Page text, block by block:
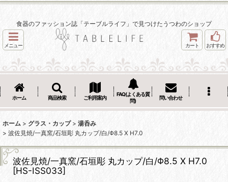
食器のファッション誌「テーブルライフ」で見つけたうつわのショップ
メニュー カート おすすめ
ホーム 商品検索 ご利用案内
FAQ(よくある質
問)
問い合わせ
ホーム > グラス・カップ > 湯呑み
> 波佐見焼/一真窯/石垣彫 丸カップ/白/Φ8.5 X H7.0
波佐見焼/一真窯/石垣彫 丸カップ/白/Φ8.5 X H7.0
[HS-ISS033]